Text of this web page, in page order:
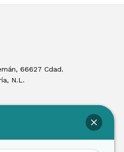
66627 Cdad.
N.L.